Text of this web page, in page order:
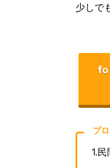
少しで
プ
1.民